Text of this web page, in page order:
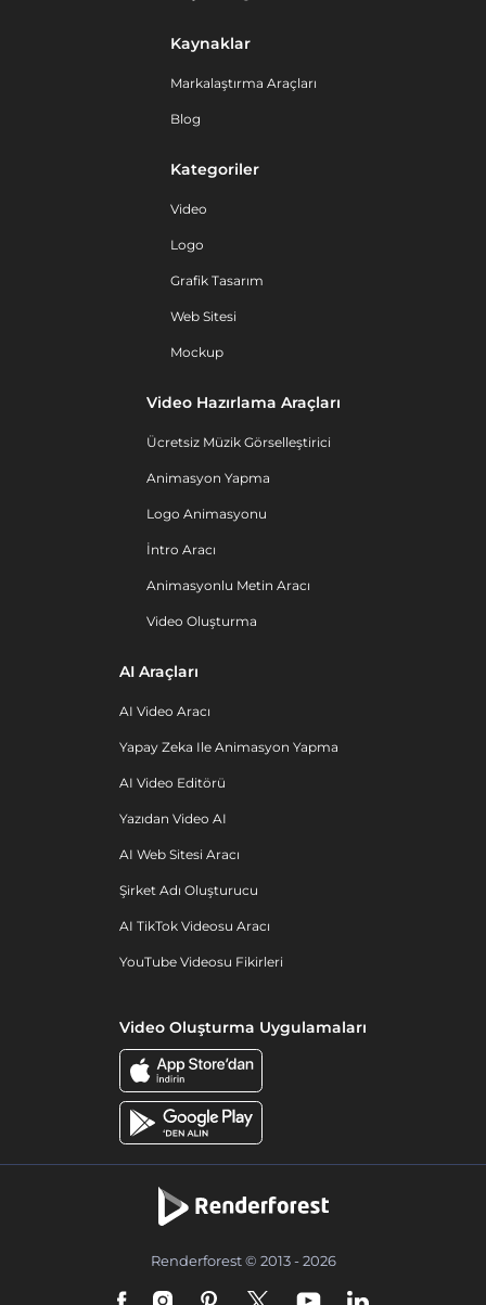
Kaynaklar
Markalaştırma Araçları
Blog
Kategoriler
Video
Logo
Grafik Tasarım
Web Sitesi
Mockup
Video Hazırlama Araçları
Ücretsiz Müzik Görselleştirici
Animasyon Yapma
Logo Animasyonu
İntro Aracı
Animasyonlu Metin Aracı
Video Oluşturma
AI Araçları
AI Video Aracı
Yapay Zeka Ile Animasyon Yapma
AI Video Editörü
Yazıdan Video AI
AI Web Sitesi Aracı
Şirket Adı Oluşturucu
AI TikTok Videosu Aracı
YouTube Videosu Fikirleri
Video Oluşturma Uygulamaları
Renderforest © 2013 - 2026